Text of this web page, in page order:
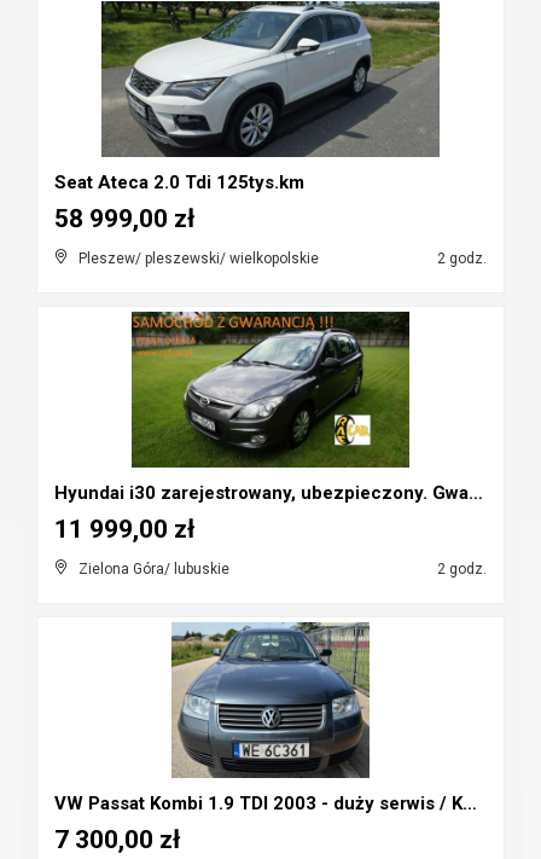
Seat Ateca 2.0 Tdi 125tys.km
Pleszew/ pleszewski/ wielkopolskie 2 godz.
58 999,00 zł
Hyundai i30 zarejestrowany, ubezpieczony. Gwarancj...
Zielona Góra/ lubuskie 2 godz.
11 999,00 zł
VW Passat Kombi 1.9 TDI 2003 - duży serwis / KOLOR...
7 300,00 zł